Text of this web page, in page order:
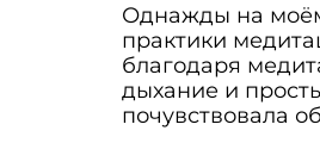
Однажды на
практики
благодаря
дыхание и
почувствовала